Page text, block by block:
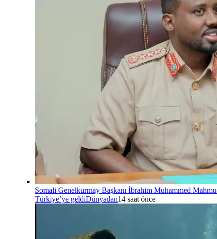
Somali Genelkurmay Başkanı İbrahim Muhammed
Türkiye’ye geldiDünyadan14 saat önce